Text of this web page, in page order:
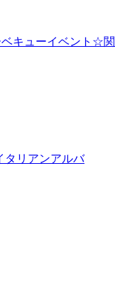
キューイベント☆
タリアンアルバ